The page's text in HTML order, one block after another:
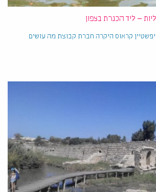
– ליד הכנרת בצפון
קראוס היקרה חברת קבוצת מה עושים